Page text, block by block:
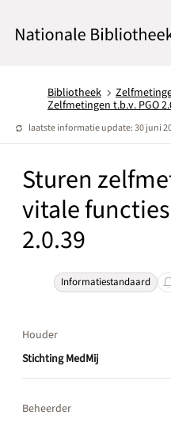
Bibliotheek
Zelfmetingen t.b.v. PGO
laatste informatie update: 30 juni
Sturen
vitale
2.0.39
Informatiestandaard
Houder
Stichting MedMij
Beheerder